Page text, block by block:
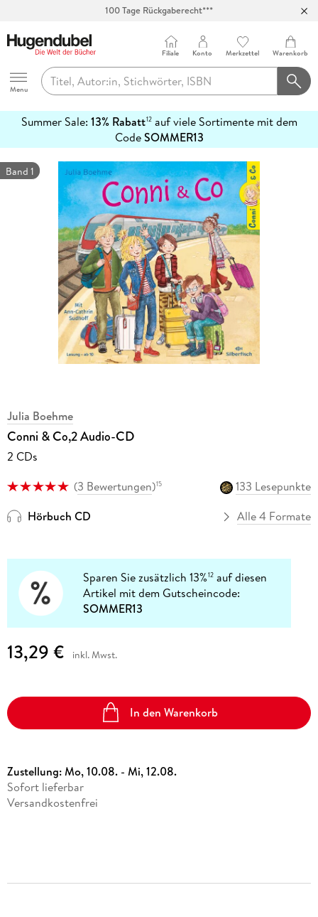
Abholung in über 100 Filialen
Hugendubel
Menu
Filiale Konto Merkzettel Warenkorb
Summer Sale: 13% Rabatt12auf viele Sortimente mit dem
CodeSOMMER13
erfahren
Band 1
Julia Boehme
Conni & Co,2 Audio-CD
2 CDs
(3 Bewertungen)15
133 Lesepunkte
Hörbuch CD
Alle 4 Formate
Sparen Sie zusätzlich 13%12 auf diesen
Artikel mit dem Gutscheincode:
SOMMER13
13,29 € inkl. Mwst.
In den Warenkorb
Zustellung:Mo, 10.08. - Mi, 12.08.
Sofort lieferbar
Versandkostenfrei